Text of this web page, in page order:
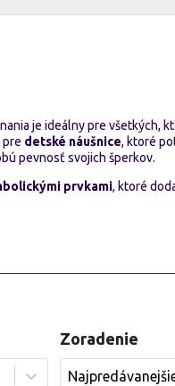
je ideálny pre všetkých,
pre detské náušnice, ktoré
pevnosť svojich šperkov.
prvkami, ktoré
Zoradenie
Zoradenie
Zoradenie